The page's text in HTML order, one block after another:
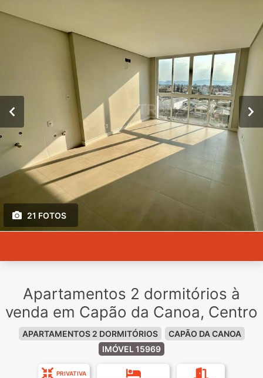
21 FOTOS
Apartamentos 2 dormitórios à
venda em Capão da Canoa, Centro
APARTAMENTOS 2 DORMITÓRIOS
CAPÃO DA CANOA
IMÓVEL 15969
PRIVATIVA